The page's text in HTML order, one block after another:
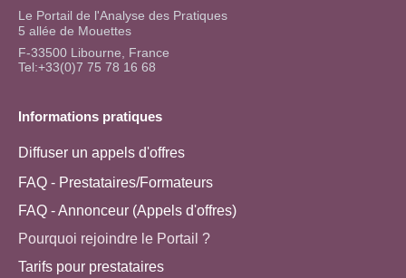
Le Portail de l'Analyse des Pratiques
5 allée de Mouettes
F-33500 Libourne, France
Tel:+33(0)7 75 78 16 68
Informations pratiques
Diffuser un appels d'offres
FAQ - Prestataires/Formateurs
FAQ - Annonceur (Appels d'offres)
Pourquoi rejoindre le Portail ?
Tarifs pour prestataires